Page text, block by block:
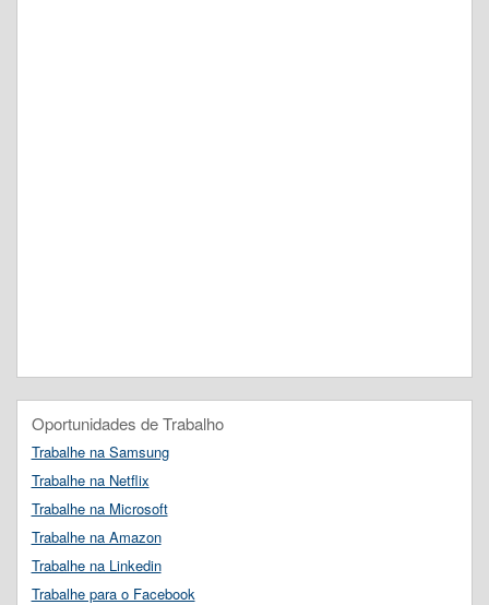
Oportunidades de Trabalho
Trabalhe na Samsung
Trabalhe na Netflix
Trabalhe na Microsoft
Trabalhe na Amazon
Trabalhe na Linkedin
Trabalhe para o Facebook